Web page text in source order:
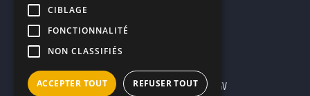
94200 Ivry-sur-Seine
Mentions légales CGU CGV
CIBLAGE
FONCTIONNALITÉ
NON CLASSIFIÉS
ACCEPTER TOUT REFUSER TOUT